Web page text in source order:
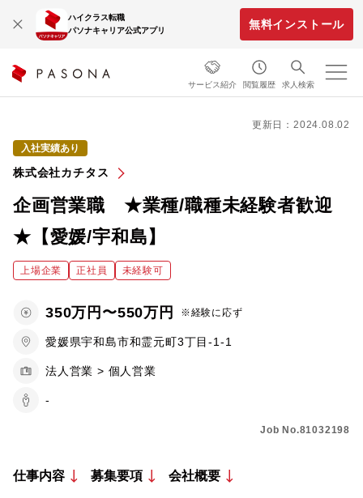
ハイクラス転職
パソナキャリア公式アプリ
無料インストール
サービス紹介 閲覧履歴 求人検索
更新日：2024.08.02
入社実績あり
株式会社カチタス
企画営業職 ★業種/職種未経験者歓迎
★【愛媛/宇和島】
上場企業 正社員 未経験可
350万円〜550万円 ※経験に応ず
愛媛県宇和島市和霊元町3丁目-1-1
法人営業 > 個人営業
-
Job No.81032198
仕事内容 募集要項 会社概要